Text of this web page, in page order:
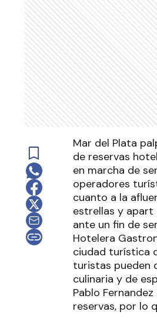
Mar del Plata
de reservas
en marcha de
operadores
cuanto a la
estrellas y apart
ante un fin de
Hotelera
ciudad turística
turistas pueden
culinaria y de
Pablo
reservas, por lo